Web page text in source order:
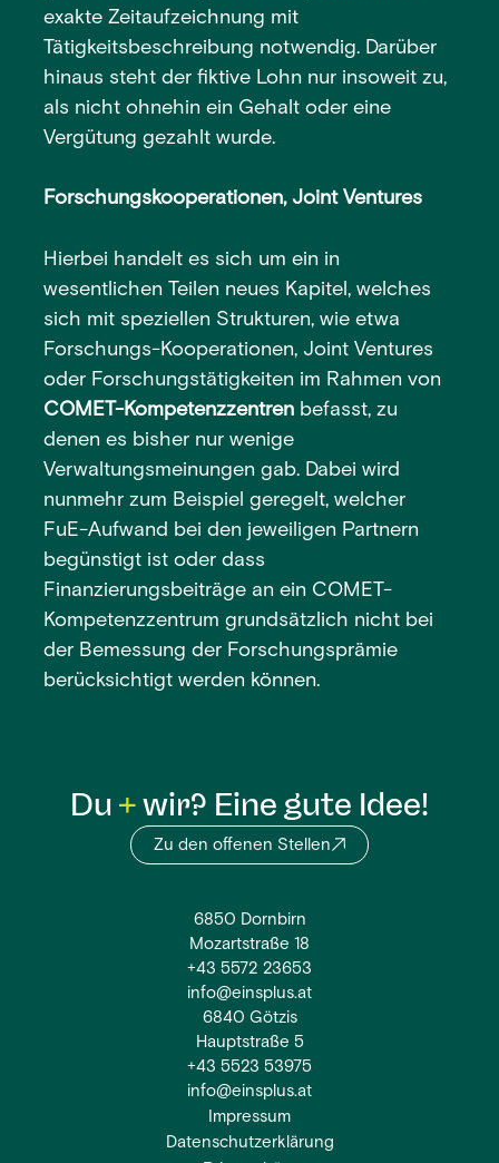
exakte Zeitaufzeichnung mit
Tätigkeitsbeschreibung notwendig. Darüber
hinaus steht der fiktive Lohn nur insoweit zu,
als nicht ohnehin ein Gehalt oder eine
Vergütung gezahlt wurde.
Forschungskooperationen, Joint Ventures
Hierbei handelt es sich um ein in
wesentlichen Teilen neues Kapitel, welches
sich mit speziellen Strukturen, wie etwa
Forschungs-Kooperationen, Joint Ventures
oder Forschungstätigkeiten im Rahmen von
COMET-Kompetenzzentren befasst, zu
denen es bisher nur wenige
Verwaltungsmeinungen gab. Dabei wird
nunmehr zum Beispiel geregelt, welcher
FuE-Aufwand bei den jeweiligen Partnern
begünstigt ist oder dass
Finanzierungsbeiträge an ein COMET-
Kompetenzzentrum grundsätzlich nicht bei
der Bemessung der Forschungsprämie
berücksichtigt werden können.
Du wir? Eine gute Idee!
Zu den offenen Stellen
6850 Dornbirn
Mozartstraße 18
+43 5572 23653
info@einsplus.at
6840 Götzis
Hauptstraße 5
+43 5523 53975
info@einsplus.at
Impressum
Datenschutzerklärung